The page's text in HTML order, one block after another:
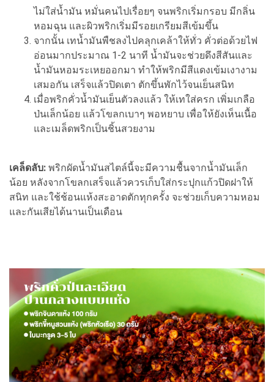
ไม่ใส่น้ำมัน หมั่นคนไปเรื่อยๆ จนพริกเริ่มกรอบ มีกลิ่น
หอมฉุน และผิวพริกเริ่มมีรอยเกรียมสีเข้มขึ้น
จากนั้น เทน้ำมันพืชลงไปคลุกเคล้าให้ทั่ว คั่วต่อด้วยไฟ
อ่อนมากประมาณ 1-2 นาที น้ำมันจะช่วยดึงสีสันและ
น้ำมันหอมระเหยออกมา ทำให้พริกมีสีแดงเข้มเงางาม
เสมอกัน เสร็จแล้วปิดเตา ตักขึ้นพักไว้จนเย็นสนิท
เมื่อพริกคั่วน้ำมันเย็นตัวลงแล้ว ให้เทใส่ครก เพิ่มเกลือ
ป่นเล็กน้อย แล้วโขลกเบาๆ พอหยาบ เพื่อให้ยังเห็นเนื้อ
และเมล็ดพริกเป็นชิ้นสวยงาม
เคล็ดลับ: พริกผัดน้ำมันสไตล์นี้จะมีความชื้นจากน้ำมันเล็ก
น้อย หลังจากโขลกเสร็จแล้วควรเก็บใส่กระปุกแก้วปิดฝาให้
สนิท และใช้ช้อนแห้งสะอาดตักทุกครั้ง จะช่วยเก็บความหอม
และกันเสียได้นานเป็นเดือน